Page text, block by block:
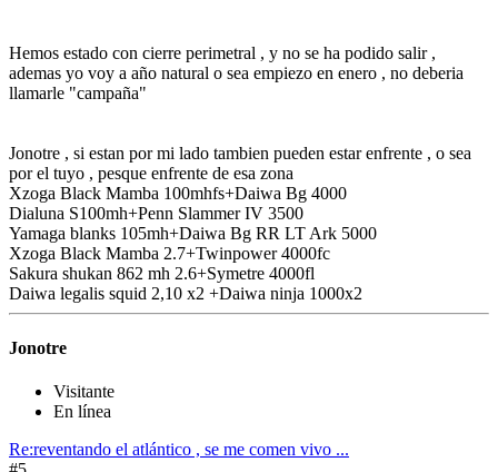
Hemos estado con cierre perimetral , y no se ha podido salir ,
ademas yo voy a año natural o sea empiezo en enero , no deberia
llamarle "campaña"
Jonotre , si estan por mi lado tambien pueden estar enfrente , o sea
por el tuyo , pesque enfrente de esa zona
Xzoga Black Mamba 100mhfs+Daiwa Bg 4000
Dialuna S100mh+Penn Slammer IV 3500
Yamaga blanks 105mh+Daiwa Bg RR LT Ark 5000
Xzoga Black Mamba 2.7+Twinpower 4000fc
Sakura shukan 862 mh 2.6+Symetre 4000fl
Daiwa legalis squid 2,10 x2 +Daiwa ninja 1000x2
Jonotre
Visitante
En línea
Re:reventando el atlántico , se me comen vivo ...